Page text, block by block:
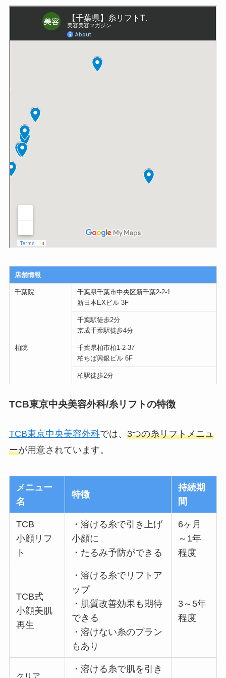
店舗情報
千葉院
千葉県千葉市中央区新千葉2-2-1
新日本EXビル 3F
千葉駅徒歩2分
京成千葉駅徒歩4分
柏院
千葉県柏市柏1-2-37
柏ちば興銀ビル 6F
柏駅徒歩2分
TCB東京中央美容外科/糸リフトの特徴
TCB東京中央美容外科では、 3つの糸リフトメニュ
ーが用意されています。
メニュー
名
特徴
持続期
間
TCB
小顔リフ
ト
・溶ける糸で引き上げ
小顔に
・たるみ予防ができる
6ヶ月
～1年
程度
TCB式
小顔美肌
再生
・溶ける糸でリフトア
ップ
・肌質改善効果も期待
できる
・溶けない糸のプラン
もあり
3～5年
程度
・溶ける糸で肌を引き